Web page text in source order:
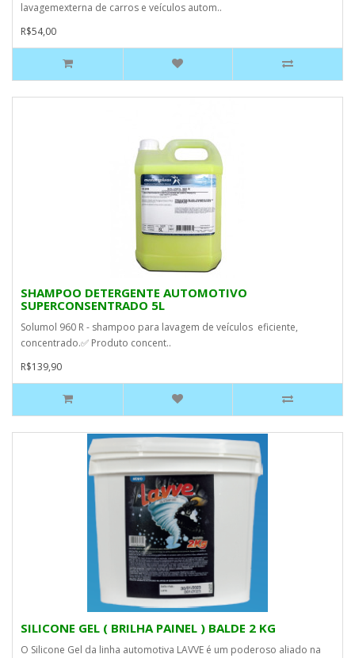
lavagemexterna de carros e veículos autom..
R$54,00
SHAMPOO DETERGENTE AUTOMOTIVO
SUPERCONSENTRADO 5L
Solumol 960 R - shampoo para lavagem de veículos eficiente,
concentrado.✅ Produto concent..
R$139,90
SILICONE GEL ( BRILHA PAINEL ) BALDE 2 KG
O Silicone Gel da linha automotiva LAVVE é um poderoso aliado na